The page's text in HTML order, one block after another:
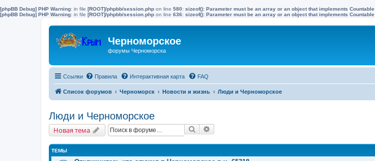
[phpBB Debug] PHP Warning: in file [ROOT]/phpbb/session.php on line 580: sizeof(): Parameter must be an array or an object that implements Countable
[phpBB Debug] PHP Warning: in file [ROOT]/phpbb/session.php on line 636: sizeof(): Parameter must be an array or an object that implements Countable
Черноморское
форумы Черноморска
Ссылки Правила Интерактивная карта FAQ
Список форумов Черноморск Новости и жизнь Люди и Черноморское
Люди и Черноморское
Новая тема Поиск
ТЕМЫ